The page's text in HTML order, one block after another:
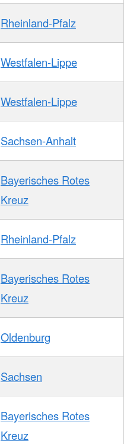
Rheinland-Pfalz
Westfalen-Lippe
Westfalen-Lippe
Sachsen-Anhalt
Bayerisches Rotes
Kreuz
Rheinland-Pfalz
Bayerisches Rotes
Kreuz
Oldenburg
Sachsen
Bayerisches Rotes
Kreuz